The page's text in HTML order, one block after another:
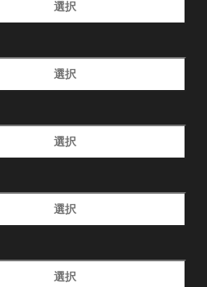
選択
選択
選択
選択
選択